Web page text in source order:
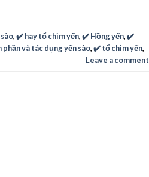
,✔️ hay tổ chim yến,✔️ Hồng yến,✔️
và tác dụng yến sào,✔️ tổ chim yến,
Leave a comment